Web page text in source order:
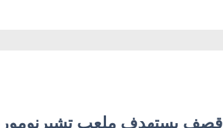
قصف يستهدف ملعب